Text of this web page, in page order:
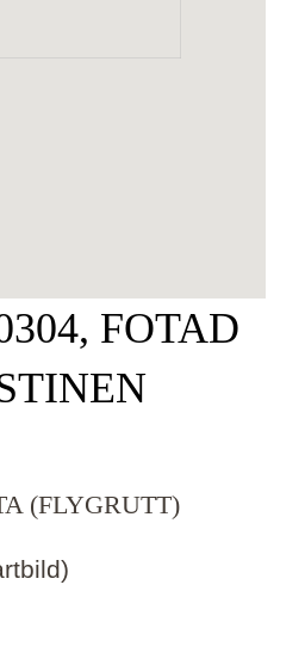
FOTAD
(FLYGRUTT)